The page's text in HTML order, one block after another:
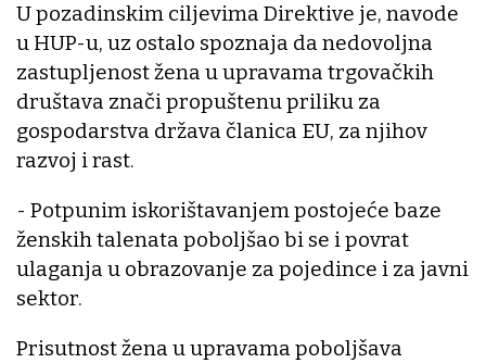
U pozadinskim ciljevima Direktive je, navode
u HUP-u, uz ostalo spoznaja da nedovoljna
zastupljenost žena u upravama trgovačkih
društava znači propuštenu priliku za
gospodarstva država članica EU, za njihov
razvoj i rast.
- Potpunim iskorištavanjem postojeće baze
ženskih talenata poboljšao bi se i povrat
ulaganja u obrazovanje za pojedince i za javni
sektor.
Prisutnost žena u upravama poboljšava